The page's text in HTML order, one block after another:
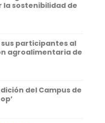
la sostenibilidad de
participantes al
agroalimentaria de
del Campus de